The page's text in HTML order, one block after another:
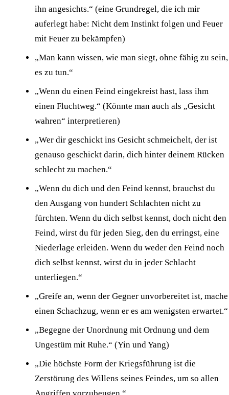
ihn angesichts.“ (eine Grundregel, die ich mir
auferlegt habe: Nicht dem Instinkt folgen und Feuer
mit Feuer zu bekämpfen)
„Man kann wissen, wie man siegt, ohne fähig zu sein,
es zu tun.“
„Wenn du einen Feind eingekreist hast, lass ihm
einen Fluchtweg.“ (Könnte man auch als „Gesicht
wahren“ interpretieren)
„Wer dir geschickt ins Gesicht schmeichelt, der ist
genauso geschickt darin, dich hinter deinem Rücken
schlecht zu machen.“
„Wenn du dich und den Feind kennst, brauchst du
den Ausgang von hundert Schlachten nicht zu
fürchten. Wenn du dich selbst kennst, doch nicht den
Feind, wirst du für jeden Sieg, den du erringst, eine
Niederlage erleiden. Wenn du weder den Feind noch
dich selbst kennst, wirst du in jeder Schlacht
unterliegen.“
„Greife an, wenn der Gegner unvorbereitet ist, mache
einen Schachzug, wenn er es am wenigsten erwartet.“
„Begegne der Unordnung mit Ordnung und dem
Ungestüm mit Ruhe.“ (Yin und Yang)
„Die höchste Form der Kriegsführung ist die
Zerstörung des Willens seines Feindes, um so allen